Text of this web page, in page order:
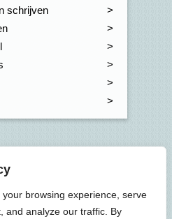
browsing experience, serve
and analyze our traffic. By
schrijven
43 00 96